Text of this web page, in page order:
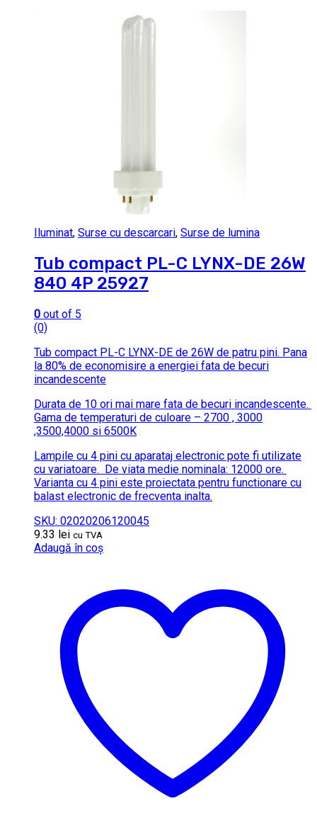
Iluminat, Surse cu descarcari, Surse de lumina
Tub compact PL-C LYNX-DE 26W
840 4P 25927
0 out of 5
(0)
Tub compact PL-C LYNX-DE de 26W de patru pini. Pana
la 80% de economisire a energiei fata de becuri
incandescente
Durata de 10 ori mai mare fata de becuri incandescente.
Gama de temperaturi de culoare – 2700 , 3000
,3500,4000 si 6500K
Lampile cu 4 pini cu aparataj electronic pote fi utilizate
cu variatoare. De viata medie nominala: 12000 ore.
Varianta cu 4 pini este proiectata pentru functionare cu
balast electronic de frecventa inalta.
SKU: 02020206120045
9.33 lei cu TVA
Adaugă în coș